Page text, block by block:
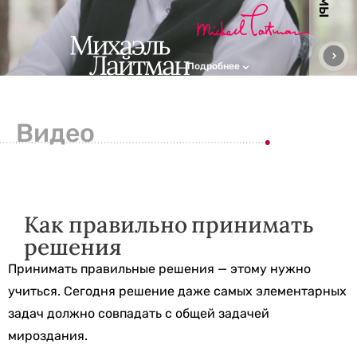
Подробнее
Видео
Как правильно принимать
решения
Принимать правильные решения — этому нужно
учиться. Сегодня решение даже самых элементарных
задач должно совпадать с общей задачей
мироздания.